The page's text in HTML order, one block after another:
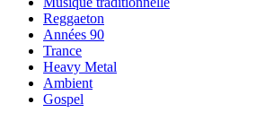
Reggaeton
Années 90
Trance
Heavy Metal
Ambient
Gospel